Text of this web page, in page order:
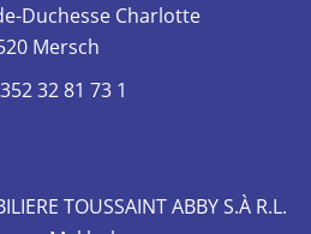
Duchesse Charlotte
Mersch
32 81 73 1
TOUSSAINT ABBY S.À R.L.